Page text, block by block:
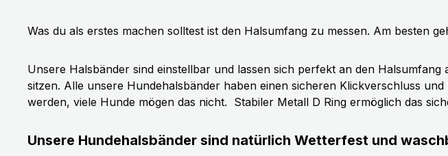
Was du als erstes machen solltest ist den Halsumfang zu messen. Am besten
Unsere Halsbänder sind einstellbar und lassen sich perfekt an den
sitzen. Alle unsere Hundehalsbänder haben einen sicheren Klickverschluss
werden, viele Hunde mögen das nicht. Stabiler Metall D Ring ermöglich das
Unsere Hundehalsbänder sind natürlich Wetterfest und